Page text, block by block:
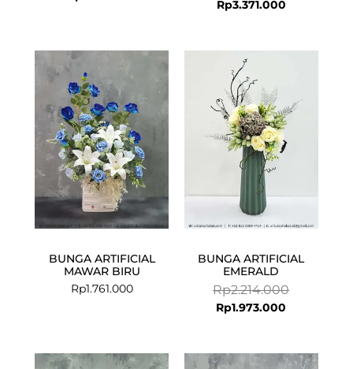
Rp3.371.000
BUNGA ARTIFICIAL
MAWAR BIRU
Rp1.761.000
BUNGA ARTIFICIAL
EMERALD
Rp2.214.000
Rp1.973.000
Rp1.973.000.
Original
Current